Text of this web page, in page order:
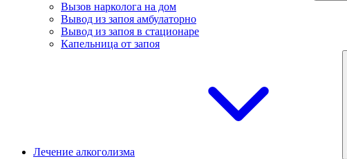
Вызов нарколога на дом
Вывод из запоя амбулаторно
Вывод из запоя в стационаре
Капельница от запоя
Лечение алкоголизма